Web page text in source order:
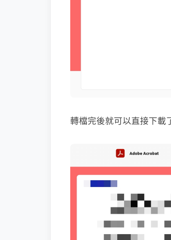
轉檔完後就可以直接下載